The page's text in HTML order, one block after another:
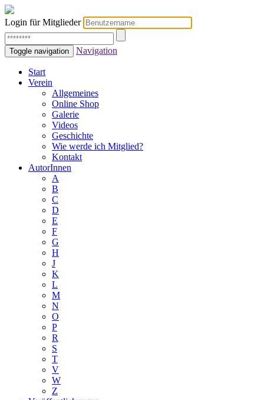
Login für Mitglieder
Toggle navigation Navigation
Start
Verein
Allgemeines
Online Shop
Galerie
Videos
Geschichte
Wie werde ich Mitglied?
Kontakt
AutorInnen
A
B
C
D
E
F
G
H
J
K
L
M
N
O
P
R
S
T
V
W
Z